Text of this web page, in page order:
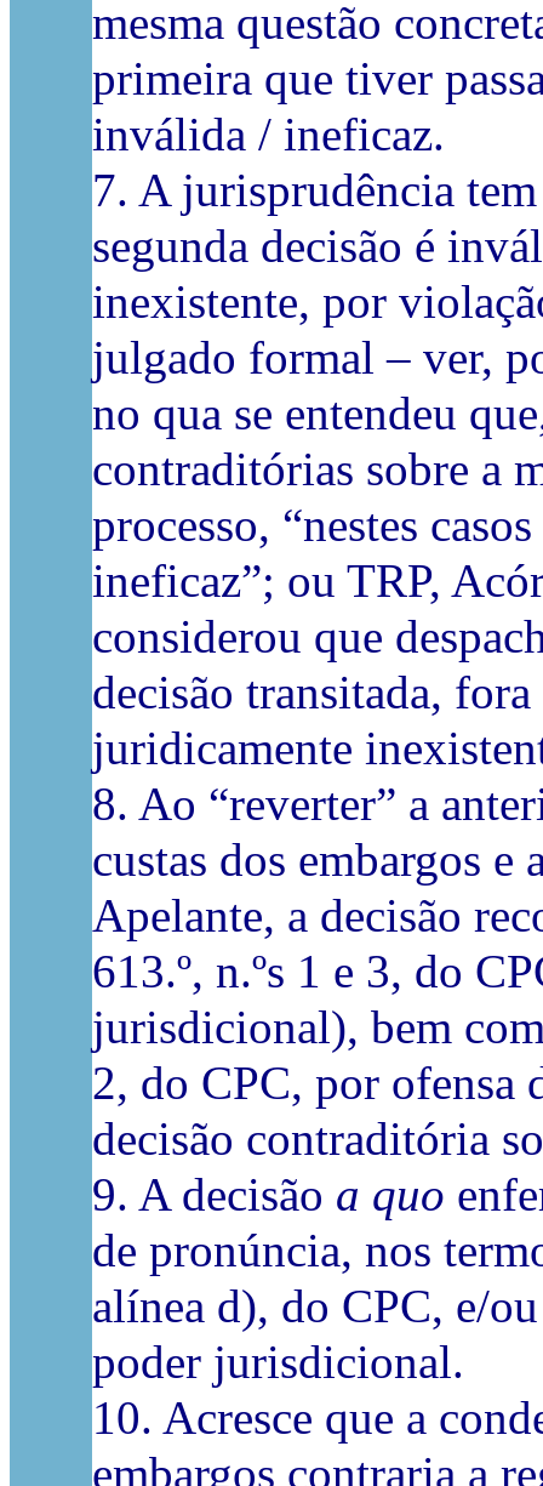
mesma questão
primeira que tiver
inválida / ineficaz.
7. A jurisprudência
segunda decisão é
inexistente, por
julgado formal – ver,
no qua se entendeu
contraditórias sobre a
processo, “nestes
ineficaz”; ou TRP,
considerou que
decisão transitada,
juridicamente
8. Ao “reverter” a
custas dos embargos e
Apelante, a decisão
613.º, n.ºs 1 e 3, do
jurisdicional), bem
2, do CPC, por ofensa
decisão contraditória
9. A decisão a quo
de pronúncia, nos
alínea d), do CPC, e/
poder jurisdicional.
10. Acresce que a
embargos contraria a